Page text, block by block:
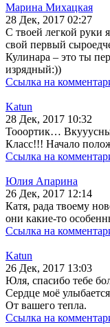
Марина Михацкая
28 Дек, 2017 02:27
С твоей легкой руки
свой первый
Кулинара – это ты
изрядный:))
Ссылка на
Katun
28 Дек, 2017 10:32
Тооортик…
Класс!!! Начало
Ссылка на
Юлия Апарина
26 Дек, 2017 12:14
Катя, рада твоему
они какие-то
Ссылка на
Katun
26 Дек, 2017 13:03
Юля, спасибо тебе
Сердце моё
От вашего тепла.
Ссылка на